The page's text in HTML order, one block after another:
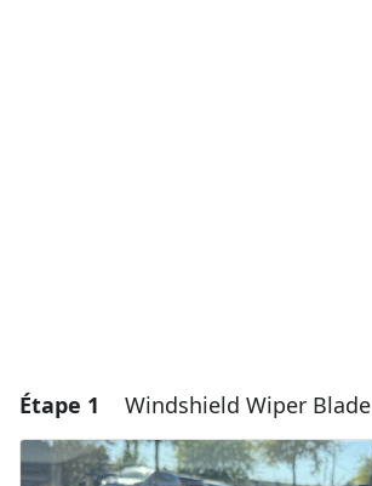
Étape 1 Windshield Wiper Blade